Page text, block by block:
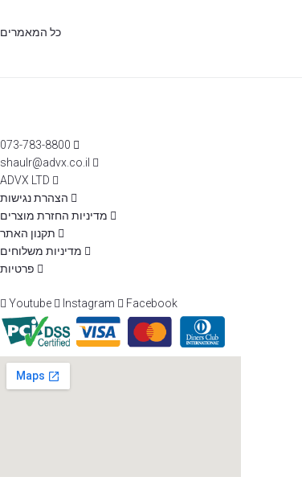
כל המאמרים
073-783-8800
shaulr@advx.co.il
ADVX LTD
הצהרת נגישות
מדיניות החזרת מוצרים
תקנון האתר
מדיניות משלוחים
פרטיות
Youtube Instagram Facebook